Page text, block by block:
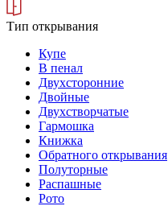
Тип открывания
Купе
В пенал
Двухсторонние
Двойные
Двухстворчатые
Гармошка
Книжка
Обратного открывания
Полуторные
Распашные
Рото